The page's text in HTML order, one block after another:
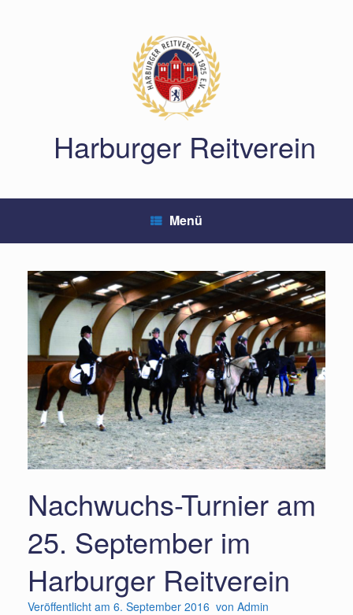
Harburger Reitverein
Menü
Nachwuchs-Turnier am
25. September im
Harburger Reitverein
Veröffentlicht am 6. September 2016 von Admin